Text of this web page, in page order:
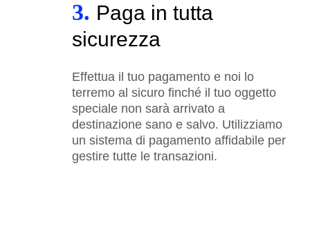
3. Paga in tutta
sicurezza
Effettua il tuo pagamento e noi lo
terremo al sicuro finché il tuo oggetto
speciale non sarà arrivato a
destinazione sano e salvo. Utilizziamo
un sistema di pagamento affidabile per
gestire tutte le transazioni.